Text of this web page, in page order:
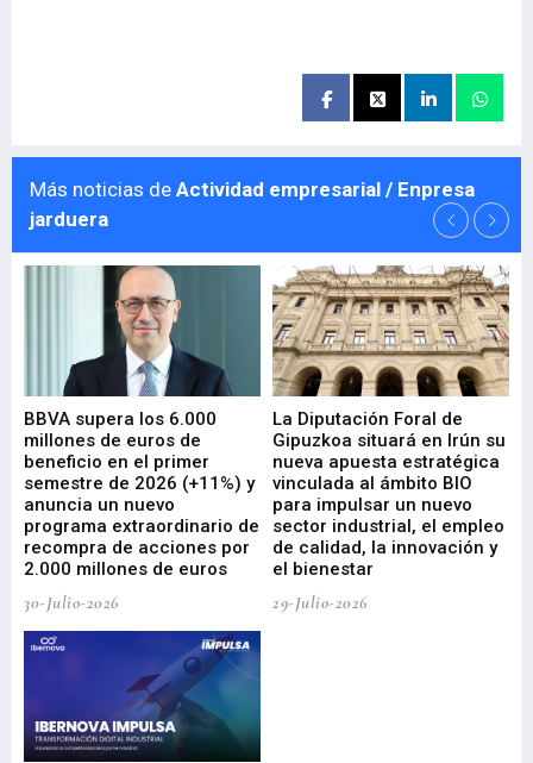
Más noticias de Actividad empresarial / Enpresa
jarduera
BBVA supera los 6.000
millones de euros de
beneficio en el primer
semestre de 2026 (+11%) y
anuncia un nuevo
programa extraordinario de
recompra de acciones por
2.000 millones de euros
30-Julio-2026
La Diputación Foral de
Gipuzkoa situará en Irún su
nueva apuesta estratégica
vinculada al ámbito BIO
para impulsar un nuevo
sector industrial, el empleo
de calidad, la innovación y
el bienestar
29-Julio-2026